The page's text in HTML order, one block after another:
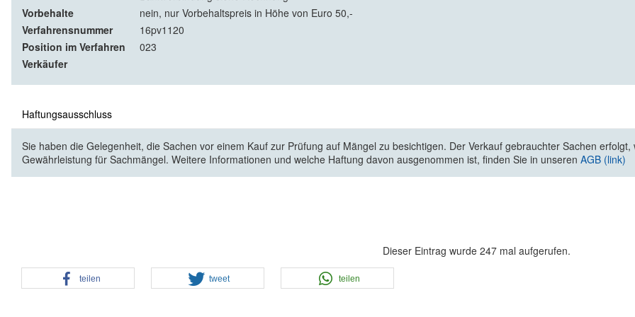
Vorbehalte
nein, nur Vorbehaltspreis in Höhe von Euro 50,-
Verfahrensnummer
16pv1120
Position im Verfahren
023
Verkäufer
Haftungsausschluss
Sie haben die Gelegenheit, die Sachen vor einem Kauf zur Prüfung auf Mängel zu besichtigen. Der Verkauf gebrauchter Sachen
Gewährleistung für Sachmängel. Weitere Informationen und welche Haftung davon ausgenommen ist, finden Sie in unseren AGB (link)
Dieser Eintrag wurde 247 mal aufgerufen.
teilen tweet teilen